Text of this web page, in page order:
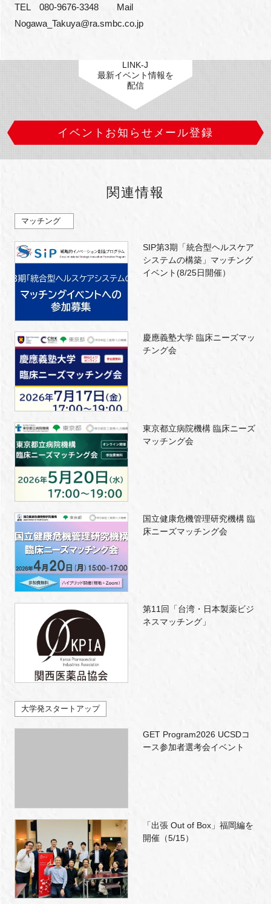
TEL　080-9676-3348　　Mail
Nogawa_Takuya@ra.smbc.co.jp
LINK-J
最新イベント情報を
配信
イベントお知らせメール登録
関連情報
マッチング
SIP第3期「統合型ヘルスケア
システムの構築」マッチング
イベント(8/25日開催）
慶應義塾大学 臨床ニーズマッ
チング会
東京都立病院機構 臨床ニーズ
マッチング会
国立健康危機管理研究機構 臨
床ニーズマッチング会
第11回「台湾・日本製薬ビジ
ネスマッチング」
大学発スタートアップ
GET Program2026 UCSDコ
ース参加者選考会イベント
「出張 Out of Box」福岡編を
開催（5/15）